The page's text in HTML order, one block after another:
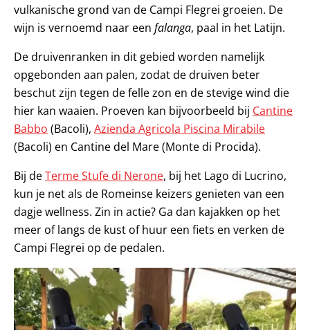
vulkanische grond van de Campi Flegrei groeien. De
wijn is vernoemd naar een falanga, paal in het Latijn.
De druivenranken in dit gebied worden namelijk
opgebonden aan palen, zodat de druiven beter
beschut zijn tegen de felle zon en de stevige wind die
hier kan waaien. Proeven kan bijvoorbeeld bij Cantine
Babbo (Bacoli), Azienda Agricola Piscina Mirabile
(Bacoli) en Cantine del Mare (Monte di Procida).
Bij deTerme Stufe di Nerone, bij het Lago di Lucrino,
kun je net als de Romeinse keizers genieten van een
dagje wellness. Zin in actie? Ga dan kajakken op het
meer of langs de kust of huur een fiets en verken de
Campi Flegrei op de pedalen.